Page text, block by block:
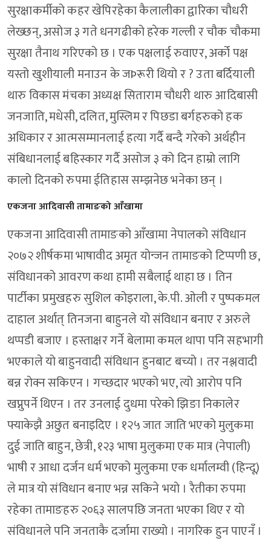
सुरक्षाकर्मीको कहर खेपिरहेका कैलालीका द्वारिका चौधरी
लेख्छन्, असोज ३ गते धनगढीको हरेक गल्ली र चौक चौकमा
सुरक्षा तैनाथ गरिएको छ । एक पक्षलाई रुवाएर, अर्को पक्ष
यस्तो खुशीयाली मनाउन के जÞरूरी थियो र ? उता बर्दियाली
थारु विकास मंचका अध्यक्ष सिताराम चौधरी थारु आदिबासी
जनजाति, मधेसी, दलित, मुस्लिम र पिछडा बर्गहरुको हक
अधिकार र आत्मसम्मानलाई हत्या गर्दै बन्दै गरेको अर्थहीन
संबिधानलाई बहिस्कार गर्दै असोज ३ को दिन हाम्रो लागि
कालो दिनको रुपमा ईतिहास सम्झनेछ भनेका छन् ।
एकजना आदिवासी तामाङको आँखामा
एकजना आदिवासी तामाङको आँखामा नेपालको संविधान
२०७२ शीर्षकमा भाषावीद अमृत योन्जन तामाङको टिप्पणी छ,
संविधानको आवरण कथा हामी सबैलाई थाहा छ । तिन
पार्टीका प्रमुखहरु सुशिल कोइराला, के.पी. ओली र पुष्पकमल
दाहाल अर्थात् तिनजना बाहुनले यो संविधान बनाए र अरुले
थप्पडी बजाए । हस्ताक्षर गर्ने बेलामा कमल थापा पनि सहभागी
भएकाले यो बाहुनवादी संविधान हुनबाट बच्यो । तर नश्लवादी
बन्न रोक्न सकिएन । गच्छदार भएको भए, त्यो आरोप पनि
खप्नुपर्ने थिएन । तर उनलाई दुधमा परेको झिङा निकालेर
फ्याकेझै अछुत बनाइदिए । १२५ जात जाति भएको मुलुकमा
दुई जाति बाहुन, छेत्री, १२३ भाषा मुलुकमा एक मात्र (नेपाली)
भाषी र आधा दर्जन धर्म भएको मुलुकमा एक धर्मालम्वी (हिन्दू)
ले मात्र यो संविधान बनाए भन्न सकिने भयो । रैतीका रुपमा
रहेका तामाङहरु २०६३ सालपछि जनता भएका थिए र यो
संविधानले पनि जनताकै दर्जामा राख्यो । नागरिक हुन पाएनँ ।